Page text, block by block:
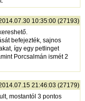
10:35:00 (27193)
befejezték, sajnos
így egy petlinget
Porcsalmán ismét 2
21:46:03 (27179)
mostantól 3 pontos